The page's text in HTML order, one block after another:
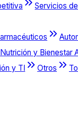
Servicios
Nutrición y Bienestar
y TI Otros